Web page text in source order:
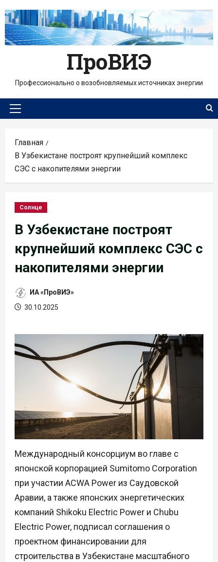
содержимому
ПроВИЭ
Профессионально о возобновляемых источниках энергии
Основное
Главная
В Узбекистане построят крупнейший комплекс
СЭС с накопителями энергии
Солнце
В Узбекистане построят
крупнейший комплекс СЭС с
накопителями энергии
ИА «ПроВИЭ»
30.10.2025
Международный консорциум во главе с
японской корпорацией Sumitomo Corporation
при участии ACWA Power из Саудовской
Аравии, а также японских энергетических
компаний Shikoku Electric Power и Chubu
Electric Power, подписал соглашения о
проектном финансировании для
строительства в Узбекистане масштабного